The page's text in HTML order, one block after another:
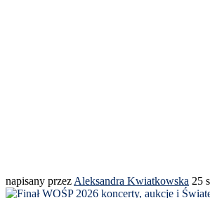
napisany przez Aleksandra Kwiatkowska 25